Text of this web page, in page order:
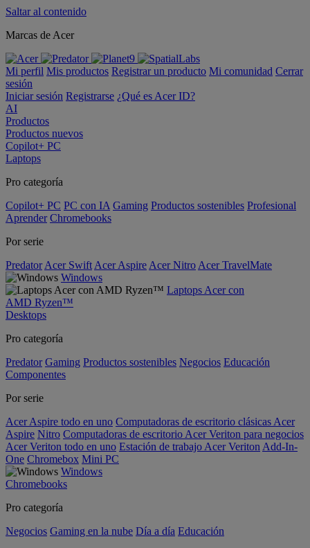
Saltar al contenido
Marcas de Acer
Mi perfil Mis productos Registrar un producto Mi comunidad Cerrar
sesión
Iniciar sesión Registrarse ¿Qué es Acer ID?
AI
Productos
Productos nuevos
Copilot+ PC
Laptops
Pro categoría
Copilot+ PC PC con IA Gaming Productos sostenibles Profesional
Aprender Chromebooks
Por serie
Predator Acer Swift Acer Aspire Acer Nitro Acer TravelMate
Windows
Laptops Acer con
AMD Ryzen™
Desktops
Pro categoría
Predator Gaming Productos sostenibles Negocios Educación
Componentes
Por serie
Acer Aspire todo en uno Computadoras de escritorio clásicas Acer
Aspire Nitro Computadoras de escritorio Acer Veriton para negocios
Acer Veriton todo en uno Estación de trabajo Acer Veriton Add-In-
One Chromebox Mini PC
Windows
Chromebooks
Pro categoría
Negocios Gaming en la nube Día a día Educación